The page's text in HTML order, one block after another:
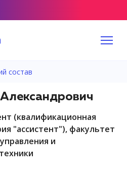
состав
"ассистент"), факультет
и